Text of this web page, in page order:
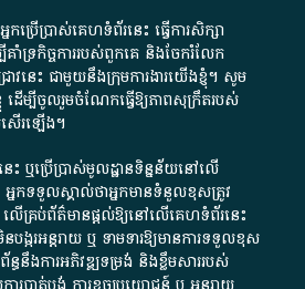
រើប្រាស់គេហទំព័រនេះ ធ្វើការសិក្សា
គាំទ្រកិច្ចការ​របស់ពួកគេ និងចែករំលែក
ាវនេះ ជាមួយនឹងក្រុមការងារយើងខ្ញុំ។ សូម
ដើម្បីចូលរួមចំណែកធ្វើឱ្យភាពសុក្រឹតរបស់
ើរឡើង។
ះ ឬប្រើប្រាស់មូលដ្ឋានទិន្នន័យនៅលើ
នកទទួលស្គាល់ថាអ្នកមានទំនួលខុសត្រូវ
ើគ្រប់ព័ត៌មានផ្តល់ឱ្យនៅលើគេហទំព័រនេះ
ករអន្តរាយ ឬ ទាមទារ​ឱ្យមានការទទួលខុស​
ន្ធនឹងការអភិវឌ្ឍទម្រង់ និងខ្លឹមសាររបស់